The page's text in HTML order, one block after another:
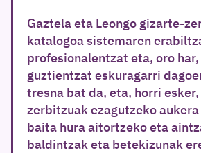
Gaztela eta Leongo gizarte-
katalogoa sistemaren
profesionalentzat eta, oro
guztientzat eskuragarri
tresna bat da, eta, horri
zerbitzuak ezagutzeko
baita hura aitortzeko eta
baldintzak eta betekizunak